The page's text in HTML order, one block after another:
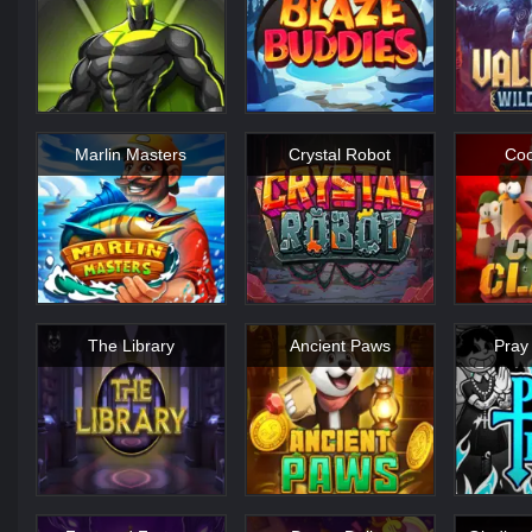
Marlin Masters Crystal Robot
The Library Ancient Paws